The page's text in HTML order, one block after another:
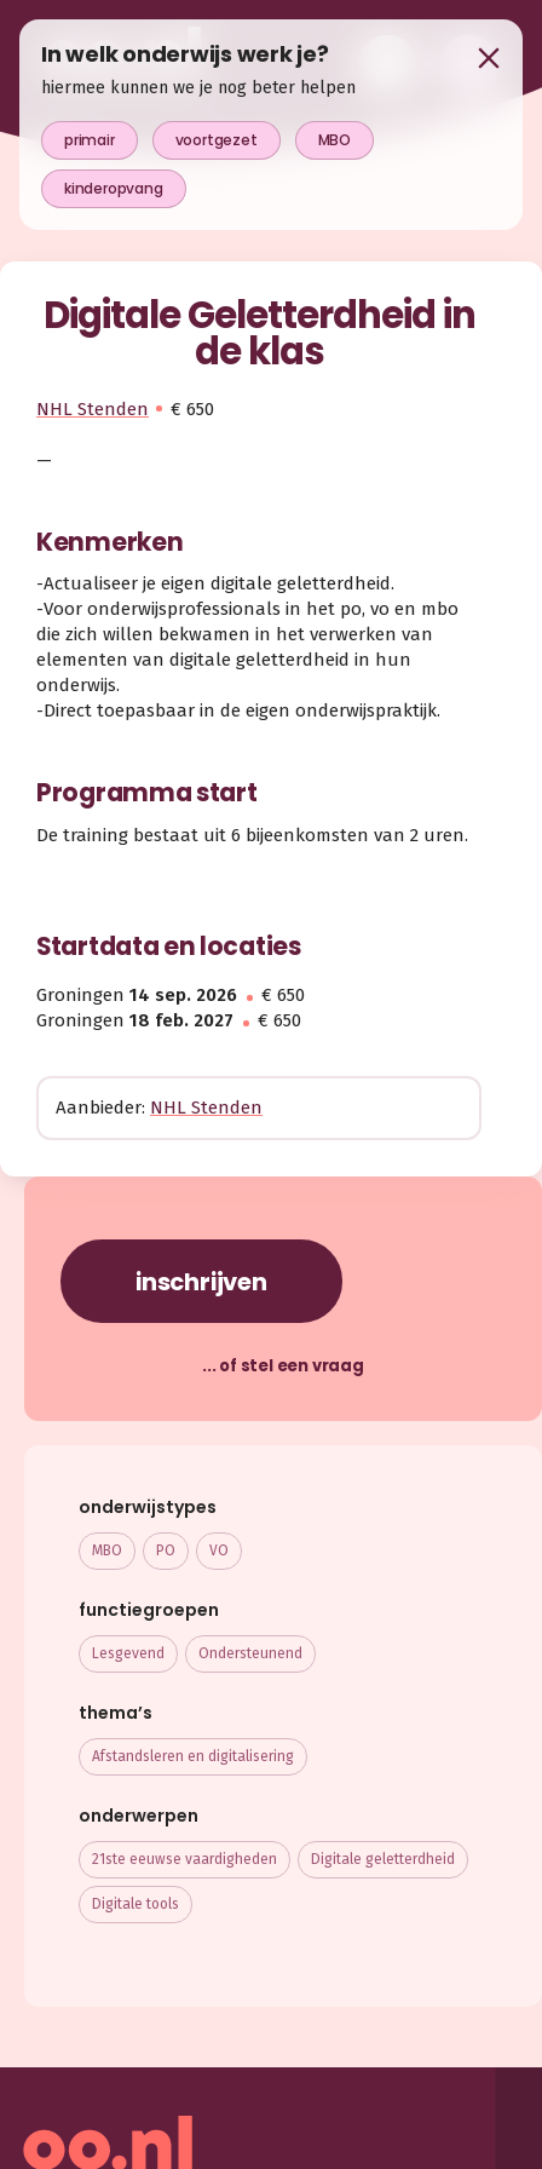
Digitale Geletterdheid in
de klas
NHL Stenden € 650
—
Kenmerken
-Actualiseer je eigen digitale geletterdheid.
-Voor onderwijsprofessionals in het po, vo en mbo
die zich willen bekwamen in het verwerken van
elementen van digitale geletterdheid in hun
onderwijs.
-Direct toepasbaar in de eigen onderwijspraktijk.
Programma start
De training bestaat uit 6 bijeenkomsten van 2 uren.
Startdata en locaties
Groningen 14 sep. 2026
€ 650
Groningen 18 feb. 2027 € 650
Aanbieder: NHL Stenden
inschrijven
... of stel een vraag
onderwijstypes
MBO PO VO
functiegroepen
Lesgevend Ondersteunend
thema’s
Afstandsleren en digitalisering
onderwerpen
21ste eeuwse vaardigheden Digitale geletterdheid
Digitale tools
In welk onderwijs werk je?
hiermee kunnen we je nog beter helpen
primair voortgezet MBO
kinderopvang